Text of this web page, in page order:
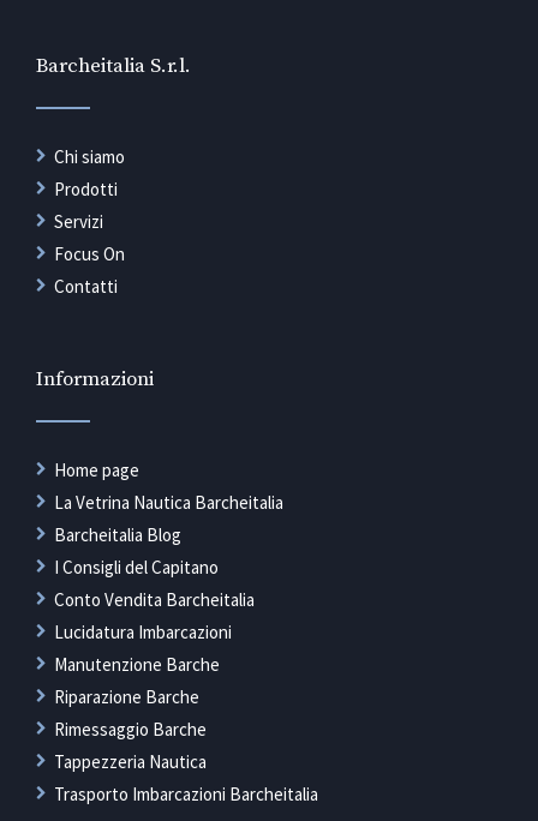
Barcheitalia S.r.l.
Chi siamo
Prodotti
Servizi
Focus On
Contatti
Informazioni
Home page
La Vetrina Nautica Barcheitalia
Barcheitalia Blog
I Consigli del Capitano
Conto Vendita Barcheitalia
Lucidatura Imbarcazioni
Manutenzione Barche
Riparazione Barche
Rimessaggio Barche
Tappezzeria Nautica
Trasporto Imbarcazioni Barcheitalia